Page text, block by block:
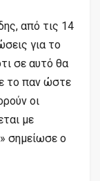
από τις 14
για το
σε αυτό θα
το παν ώστε
οι
με
σημείωσε ο